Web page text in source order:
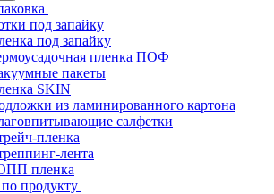
под запайку
под запайку
пленка ПОФ
пакеты
SKIN
из ламинированного картона
салфетки
пленка
лента
пленка
продукту